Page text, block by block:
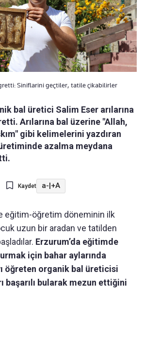
Siniflarini geçtiler, tatile çikabilirler
bal üretici Salim Eser arılarına
Arılarına bal üzerine "Allah,
gibi kelimelerini yazdıran
azalma meydana
Kaydet a-|+A
eğitim-öğretim döneminin ilk
uzun bir aradan ve tatilden
Erzurum’da eğitimde
için bahar aylarında
öğreten organik bal üreticisi
başarılı bularak mezun ettiğini